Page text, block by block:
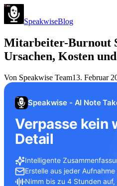
SpeakwiseBlog
Mitarbeiter-Burnout
Ursachen, Kosten
Von Speakwise Team13. Februar
Speakwise - AI Note
Verpasse kein
Detail
Intelligente
Erstelle aus jeder
Nimm bis zu 4 Stunden auf,